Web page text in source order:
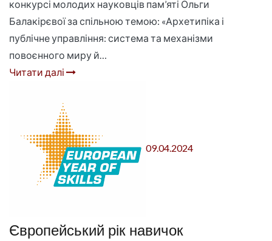
конкурсі молодих науковців пам’яті Ольги
Балакірєвої за спільною темою: «Архетипіка і
публічне управління: система та механізми
повоєнного миру й…
Читати далі
09.04.2024
Європейський рік навичок